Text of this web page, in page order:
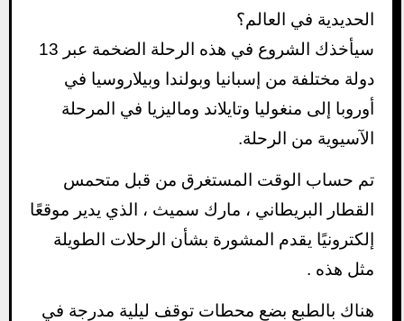
الحديدية في العالم؟
سيأخذك الشروع في هذه الرحلة الضخمة عبر 13
دولة مختلفة من إسبانيا وبولندا وبيلاروسيا في
أوروبا إلى منغوليا وتايلاند وماليزيا في المرحلة
الآسيوية من الرحلة.
تم حساب الوقت المستغرق من قبل متحمس
القطار البريطاني ، مارك سميث ، الذي يدير موقعًا
إلكترونيًا يقدم المشورة بشأن الرحلات الطويلة
مثل هذه .
هناك بالطبع بضع محطات توقف ليلية مدرجة في